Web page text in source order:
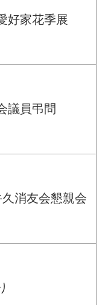
好家花季展
議員弔問
消友会懇親会